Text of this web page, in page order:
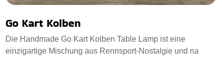
Go Kart Kolben
Die Handmade Go Kart Kolben Table Lamp ist eine
einzigartige Mischung aus Rennsport-Nostalgie und na